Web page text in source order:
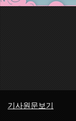
기사원문보기